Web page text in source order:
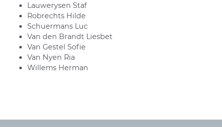
Lauwerysen Staf
Robrechts Hilde
Schuermans Luc
Van den Brandt Liesbet
Van Gestel Sofie
Van Nyen Ria
Willems Herman